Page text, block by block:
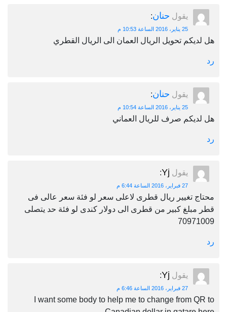
يقول حنان:
25 يناير، 2016 الساعة 10:53 م
هل لديكم تحويل الريال العمان الى الريال القطري
رد
يقول حنان:
25 يناير، 2016 الساعة 10:54 م
هل لديكم صرف للريال العماني
رد
يقول Yj
:
27 فبراير، 2016 الساعة 6:44 م
محتاج تغيير ريال قطرى لاعلى سعر لو فئة سعر عالى فى
قطر مبلغ كبير من قطرى الى دولار كندى لو فئة حد يتصلى
70971009
رد
يقول Yj
:
27 فبراير، 2016 الساعة 6:46 م
I want some body to help me to change from QR to